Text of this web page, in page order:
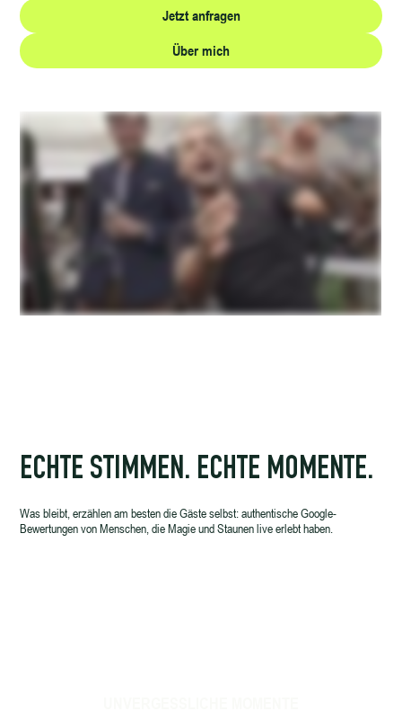
Jetzt anfragen
Über mich
ECHTE STIMMEN. ECHTE MOMENTE.
Was bleibt, erzählen am besten die Gäste selbst: authentische Google-
Bewertungen von Menschen, die Magie und Staunen live erlebt haben.